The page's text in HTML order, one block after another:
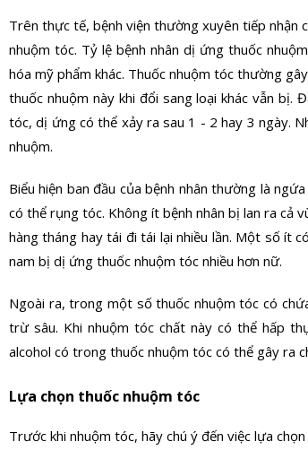
Trên thực tế, bệnh viện thường xuyên tiếp
nhuộm tóc. Tỷ lệ bệnh nhân dị ứng thuốc
hóa mỹ phẩm khác. Thuốc nhuộm tóc thường
thuốc nhuộm này khi đổi sang loại khác vẫn bị.
tóc, dị ứng có thể xảy ra sau 1 - 2 hay 3 ngày.
nhuộm.
Biểu hiện ban đầu của bệnh nhân thường là
có thể rụng tóc. Không ít bệnh nhân bị lan ra cả
hàng tháng hay tái đi tái lại nhiều lần. Một số ít
nam bị dị ứng thuốc nhuộm tóc nhiều hơn nữ.
Ngoài ra, trong một số thuốc nhuộm tóc có
trừ sâu. Khi nhuộm tóc chất này có thể hấp
alcohol có trong thuốc nhuộm tóc có thể gây ra
Lựa chọn thuốc nhuộm tóc
Trước khi nhuộm tóc, hãy chú ý đến việc lựa